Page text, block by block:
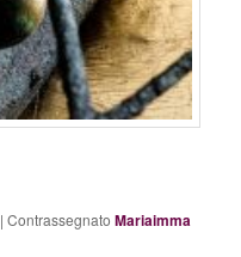
|Contrassegnato Mariaimma